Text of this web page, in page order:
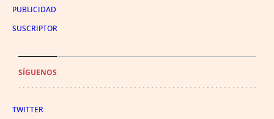
PUBLICIDAD
SUSCRIPTOR
SÍGUENOS
TWITTER